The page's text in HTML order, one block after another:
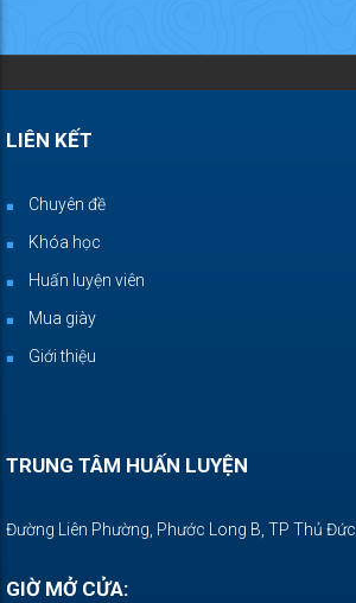
LIÊN KẾT
Chuyên đề
Khóa học
Huấn luyện viên
Mua giày
Giới thiệu
TRUNG TÂM HUẤN LUYỆN
Đường Liên Phường, Phước Long B, TP Thủ Đức
GIỜ MỞ CỬA: